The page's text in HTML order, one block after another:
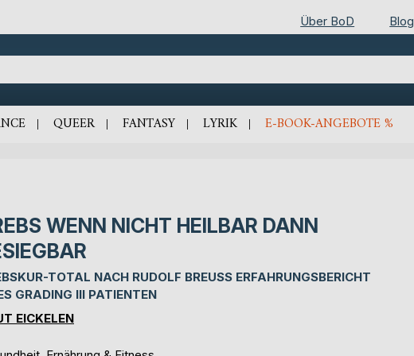
Über BoD Blog
QUEER FANTASY LYRIK E-BOOK-ANGEBOTE %
WENN NICHT HEILBAR DANN
TOTAL NACH RUDOLF BREUSS ERFAHRUNGSBERICHT
GRADING III PATIENTEN
EICKELEN